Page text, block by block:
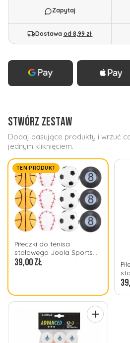
Dostawa od 8,99 zł
STWÓRZ ZESTAW
Dodaj pasujące produkty i wrzuć
jednym kliknięciem.
TEN PRODUKT
Piłeczki do tenisa
stołowego Joola Sports
zestaw 12 sztuk
39,00 zł